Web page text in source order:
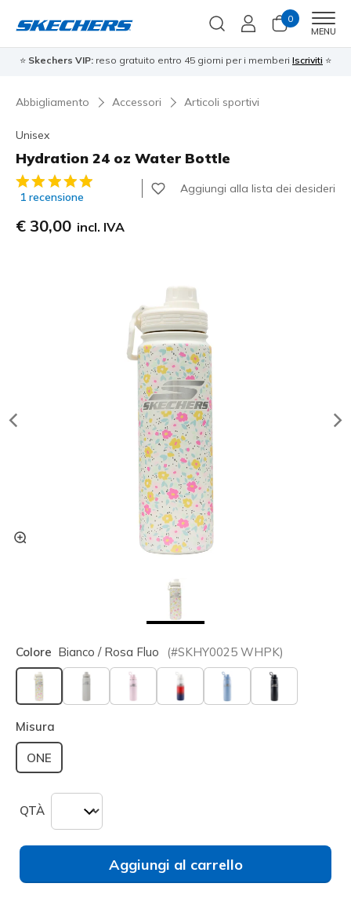
0
MENU
⭐ Skechers VIP: reso gratuito entro 45 giorni per i memberi Iscriviti ⭐
Abbigliamento Accessori Articoli sportivi
Unisex
Hydration 24 oz Water Bottle
Valutazione cliente 4,3 su 5
1 recensione
Aggiungi alla lista dei desideri
€ 30,00 incl. IVA
Colore Bianco / Rosa Fluo (#SKHY0025 WHPK)
selezionato
Misura
ONE
QTÀ
Aggiungi al carrello